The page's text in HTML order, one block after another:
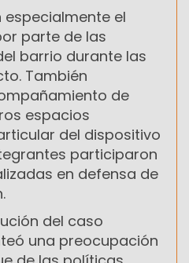
el
parte de las
barrio durante las
También
de
espacios
del dispositivo
participaron
en defensa de
del caso
una preocupación